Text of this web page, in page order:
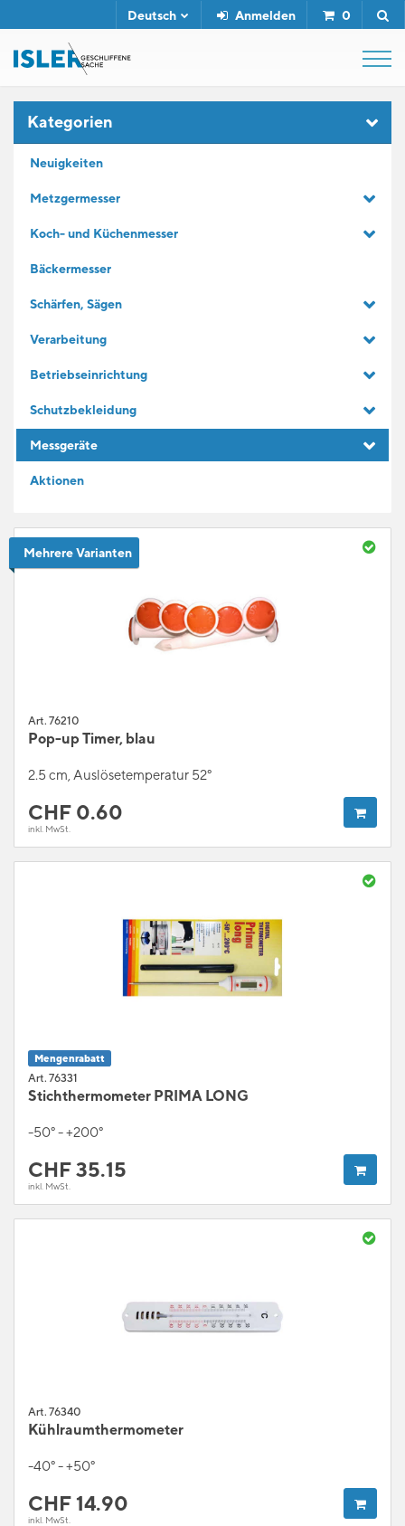
Anmelden 0
Deutsch
SERVICE
GESCHENKIDEEN
Kategorien
Neuigkeiten
Metzgermesser
Koch- und Küchenmesser
Bäckermesser
Schärfen, Sägen
Verarbeitung
Betriebseinrichtung
Schutzbekleidung
Messgeräte
Aktionen
Mehrere Varianten
Art. 76210
Pop-up Timer, blau
2.5 cm, Auslösetemperatur 52°
CHF 0.60
inkl. MwSt.
Mengenrabatt
Art. 76331
Stichthermometer PRIMA LONG
-50° - +200°
CHF35.15
inkl. MwSt.
Art. 76340
Kühlraumthermometer
-40° - +50°
CHF 14.90
inkl. MwSt.